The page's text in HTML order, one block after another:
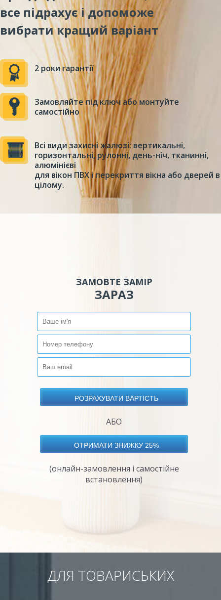
все підрахує і допоможе
вибрати кращий варіант
2 роки гарантії
Замовляйте під ключ або монтуйте
самостійно
Всі види захисні жалюзі: вертикальні,
горизонтальні, рулонні, день-ніч, тканинні,
алюмінієві
для вікон ПВХ і перекриття вікна або дверей в
цілому.
ЗАМОВТЕ ЗАМІР
ЗАРАЗ
АБО
(онлайн-замовлення і самостійне
встановлення)
ДЛЯ ТОВАРИСЬКИХ